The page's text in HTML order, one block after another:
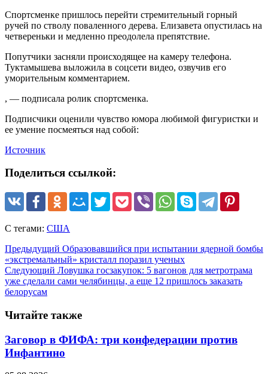
Спортсменке пришлось перейти стремительный горный
ручей по стволу поваленного дерева. Елизавета опустилась на
четвереньки и медленно преодолела препятствие.
Попутчики засняли происходящее на камеру телефона.
Туктамышева выложила в соцсети видео, озвучив его
уморительным комментарием.
, — подписала ролик спортсменка.
Подписчики оценили чувство юмора любимой фигуристки и
ее умение посмеяться над собой:
Источник
Поделиться ссылкой:
С тегами: США
Предыдущий Образовавшийся при испытании ядерной бомбы
«экстремальный» кристалл поразил ученых
Следующий Ловушка госзакупок: 5 вагонов для метротрама
уже сделали сами челябинцы, а еще 12 пришлось заказать
белорусам
Читайте также
Заговор в ФИФА: три конфедерации против
Инфантино